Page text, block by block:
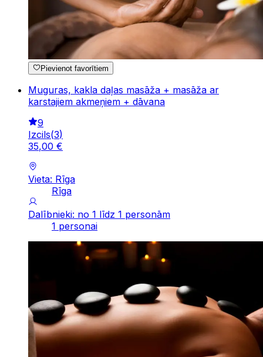
Pievienot favorītiem
Muguras, kakla daļas masāža + masāža ar
karstajiem akmeņiem + dāvana
9
Izcils(3)
35,00 €
Vieta: Rīga
Rīga
Dalībnieki: no 1 līdz 1 personām
1 personai